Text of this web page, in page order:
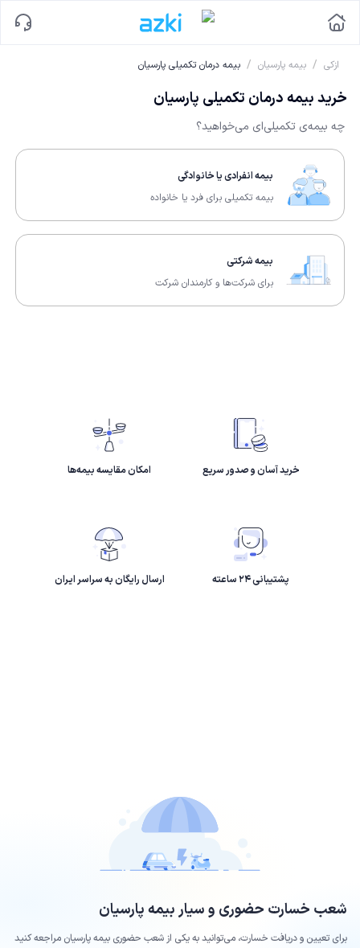
ازکی / بیمه پارسیان / بیمه درمان تکمیلی پارسیان
خرید بیمه درمان تکمیلی پارسیان
چه بیمه‌ی تکمیلی‌ای می‌خواهید؟
بیمه انفرادی یا خانوادگی
بیمه تکمیلی برای فرد یا خانواده
بیمه شرکتی
برای شرکت‌ها و کارمندان شرکت
خرید آسان و صدور سریع امکان مقایسه بیمه‌ها
پشتیبانی ۲۴ ساعته ارسال رایگان به سراسر ایران
شعب خسارت حضوری و سیار بیمهپارسیان
برای تعیین و دریافت خسارت، می‌توانید به یکی از شعب حضوری بیمهپارسیان مراجعه کنید